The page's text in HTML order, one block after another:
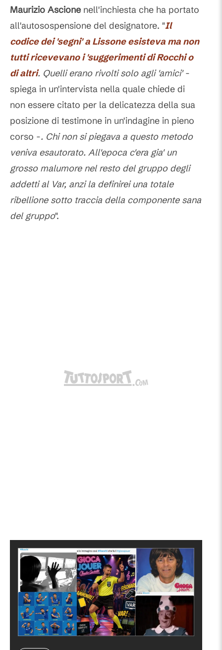
Maurizio Ascionenell'inchiesta che ha portato
all'autosospensione del designatore. "Il
codice dei 'segni' a Lissone esisteva ma non
tutti ricevevano i 'suggerimenti di Rocchi o
di altri. Quelli erano rivolti solo agli 'amici'-
spiega in un'intervista nella quale chiede di
non essere citato per la delicatezza della sua
posizione di testimone in un'indagine in pieno
corso -. Chi non si piegava a questo metodo
veniva esautorato. All'epoca c'era gia' un
grosso malumore nel resto del gruppo degli
addetti al Var, anzi la definirei una totale
ribellione sotto traccia della componente sana
del gruppo".